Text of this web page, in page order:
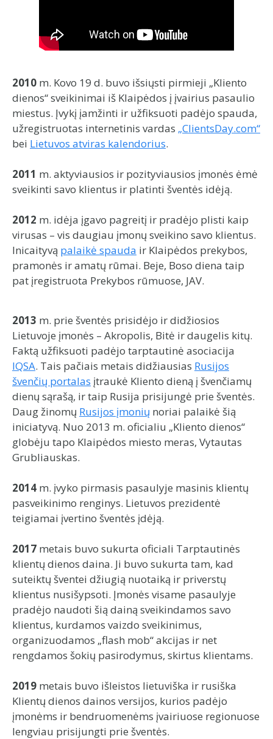
2010 m. Kovo 19 d. buvo išsiųsti pirmieji „Kliento
dienos“ sveikinimai iš Klaipėdos į įvairius pasaulio
miestus. Įvykį įamžinti ir užfiksuoti padėjo spauda,
užregistruotas internetinis vardas „ClientsDay.com“
bei Lietuvos atviras kalendorius.
2011 m. aktyviausios ir pozityviausios įmonės ėmė
sveikinti savo klientus ir platinti šventės idėją.
2012 m. idėja įgavo pagreitį ir pradėjo plisti kaip
virusas – vis daugiau įmonų sveikino savo klientus.
Inicaityvą palaikė spauda ir Klaipėdos prekybos,
pramonės ir amatų rūmai. Beje, Boso diena taip
pat įregistruota Prekybos rūmuose, JAV.
2013 m. prie šventės prisidėjo ir didžiosios
Lietuvoje įmonės – Akropolis, Bitė ir daugelis kitų.
Faktą užfiksuoti padėjo tarptautinė asociacija
IQSA. Tais pačiais metais didžiausias Rusijos
švenčių portalas įtraukė Kliento dieną į švenčiamų
dienų sąrašą, ir taip Rusija prisijungė prie šventės.
Daug žinomų Rusijos įmonių noriai palaikė šią
iniciatyvą. Nuo 2013 m. oficialiu „Kliento dienos“
globėju tapo Klaipėdos miesto meras, Vytautas
Grubliauskas.
2014 m. įvyko pirmasis pasaulyje masinis klientų
pasveikinimo renginys. Lietuvos prezidentė
teigiamai įvertino šventės įdėją.­
2017 metais buvo sukurta oficiali Tarptautinės
klientų dienos daina. Ji buvo sukurta tam, kad
suteiktų šventei džiugią nuotaiką ir priverstų
klientus nusišypsoti. Įmonės visame pasaulyje
pradėjo naudoti šią dainą sveikindamos savo
klientus, kurdamos vaizdo sveikinimus,
organizuodamos „flash mob“ akcijas ir net
rengdamos šokių pasirodymus, skirtus klientams.
2019 metais buvo išleistos lietuviška ir rusiška
Klientų dienos dainos versijos, kurios padėjo
įmonėms ir bendruomenėms įvairiuose regionuose
lengviau prisijungti prie šventės.